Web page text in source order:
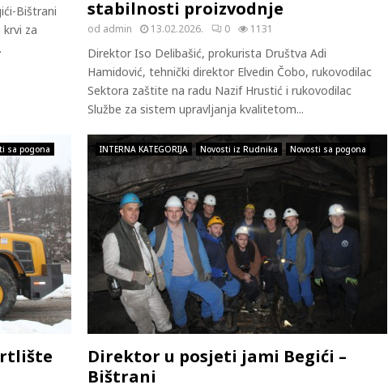
Bištrani
za
stabilnosti proizvodnje
od admin 13.02.2026. 0 1131
Direktor Iso Delibašić, prokurista Društva Adi
Hamidović, tehnički direktor Elvedin Čobo, rukovodilac
Sektora zaštite na radu Nazif Hrustić i rukovodilac
Službe za sistem upravljanja kvalitetom...
sa pogona INTERNA KATEGORIJA Novosti iz Rudnika Novosti sa pogona
Direktor u posjeti jami Begići –
Bištrani